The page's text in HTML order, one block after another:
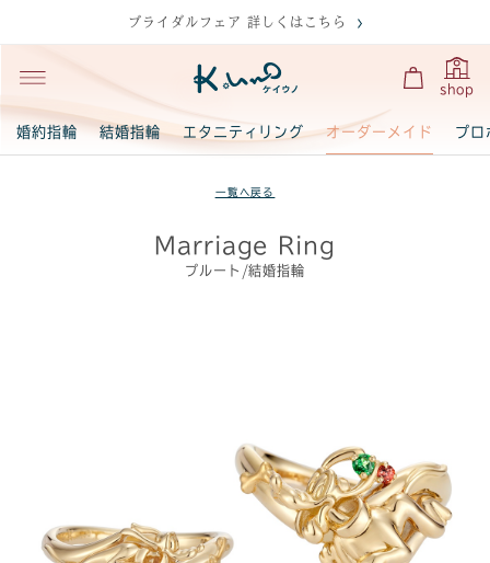
ブライダルフェア 詳しくはこちら
shop
婚約指輪 結婚指輪 エタニティリング オーダーメイド プロ
一覧へ戻る
Marriage Ring
プルート/結婚指輪